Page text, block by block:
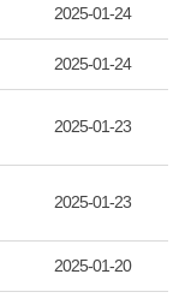
2025-01-24
2025-01-24
2025-01-23
2025-01-23
2025-01-20